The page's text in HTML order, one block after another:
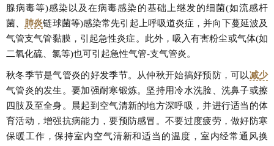
腺病毒等)感染以及在病毒感染的基础上继发的细菌(如流感杆
菌、 肺炎链球菌等)感染常先引起上呼吸道炎症，并向下蔓延波及
气管支气管黏膜，引起急性炎症。此外，吸入有害粉尘或气体(如
二氧化硫、氯等)也可引起急性气管-支气管炎。
秋冬季节是气管炎的好发季节。从仲秋开始搞好预防，可以减少
气管炎的发生。要加强耐寒锻炼。坚持用冷水洗脸、洗鼻子或擦
四肢及至全身。晨起到空气清新的地方深呼吸，并进行适当的体
育活动，增强抗病能力，要预防感冒。不要过度疲劳，做好防寒
保暖工作，保持室内空气清新和适当的温度，室内经常通风换